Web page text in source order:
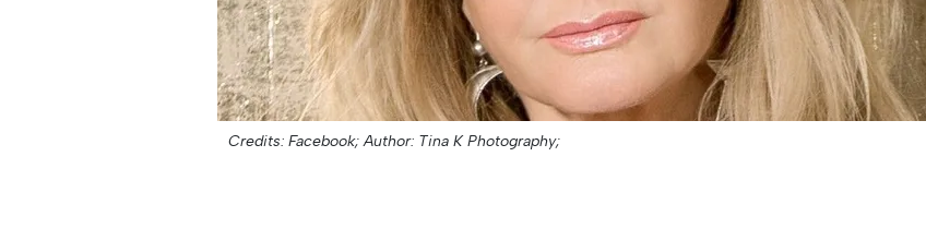
Credits: Facebook; Author: Tina K Photography;